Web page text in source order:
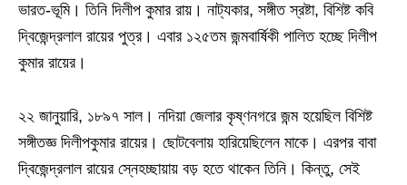
ভারত-ভূমি। তিনি দিলীপ কুমার রায়। নাট্যকার, সঙ্গীত স্রষ্টা, বিশিষ্ট কবি
দ্বিজেন্দ্রলাল রায়ের পুত্র। এবার ১২৫তম জন্মবার্ষিকী পালিত হচ্ছে দিলীপ
কুমার রায়ের।
২২ জানুয়ারি, ১৮৯৭ সাল। নদিয়া জেলার কৃষ্ণনগরে জন্ম হয়েছিল বিশিষ্ট
সঙ্গীতজ্ঞ দিলীপকুমার রায়ের। ছোটবেলায় হারিয়েছিলেন মাকে। এরপর বাবা
দ্বিজেন্দ্রলাল রায়ের স্নেহচ্ছায়ায় বড় হতে থাকেন তিনি। কিন্তু, সেই